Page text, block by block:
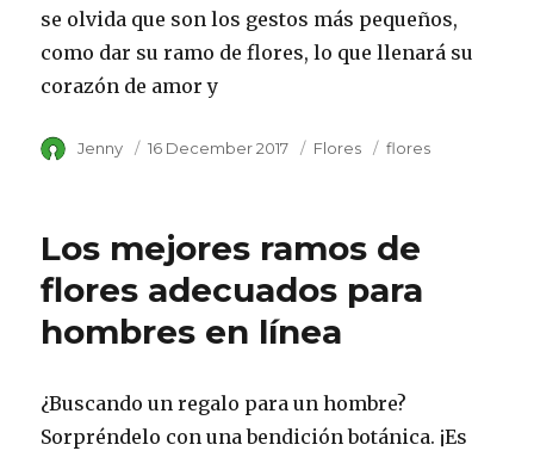
se olvida que son los gestos más pequeños,
como dar su ramo de flores, lo que llenará su
corazón de amor y
Author
Jenny
Posted
16 December 2017 Category
Flores Tags
flores
Los mejores ramos de
flores adecuados para
hombres en línea
¿Buscando un regalo para un hombre?
Sorpréndelo con una bendición botánica. ¡Es